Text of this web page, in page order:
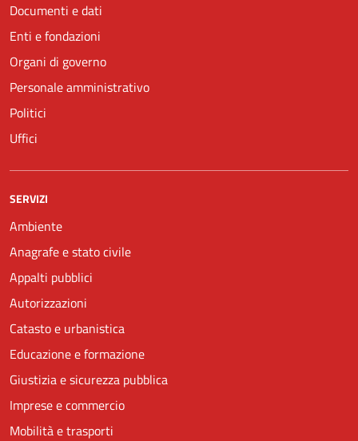
Documenti e dati
Enti e fondazioni
Organi di governo
Personale amministrativo
Politici
Uffici
SERVIZI
Ambiente
Anagrafe e stato civile
Appalti pubblici
Autorizzazioni
Catasto e urbanistica
Educazione e formazione
Giustizia e sicurezza pubblica
Imprese e commercio
Mobilità e trasporti